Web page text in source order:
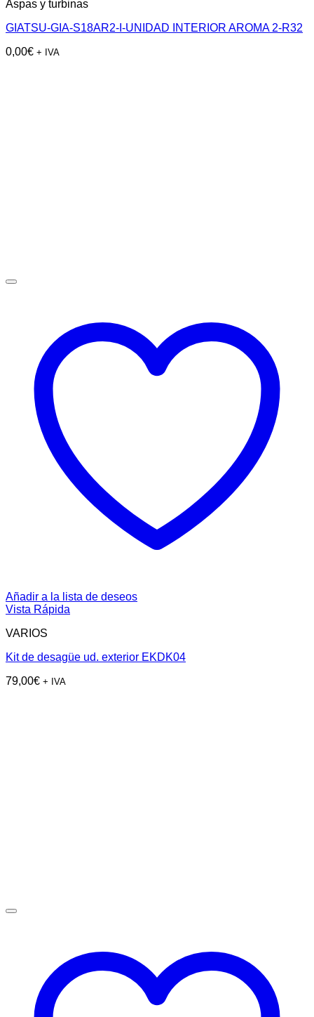
Aspas y turbinas
GIATSU-GIA-S18AR2-I-UNIDAD INTERIOR AROMA 2-R32
0,00€ + IVA
Añadir a la lista de deseos
Vista Rápida
VARIOS
Kit de desagüe ud. exterior EKDK04
79,00€ + IVA